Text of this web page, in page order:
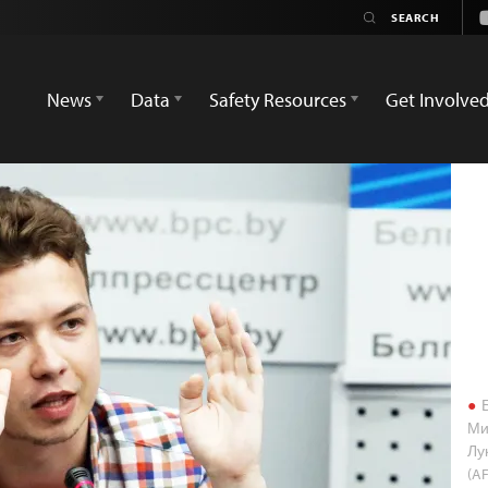
News
Data Safety Resources Get Involved